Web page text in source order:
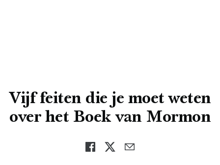
Vijf feiten die je moet weten
over het Boek van Mormon